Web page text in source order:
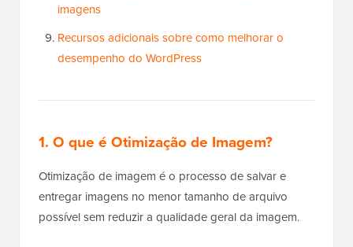
imagens
Recursos adicionais sobre como melhorar o
desempenho do WordPress
1. O que é Otimização de Imagem?
Otimização de imagem é o processo de salvar e
entregar imagens no menor tamanho de arquivo
possível sem reduzir a qualidade geral da imagem.